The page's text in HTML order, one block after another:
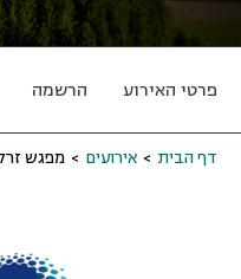
פרטי האירוע הרשמה
דף הבית > אירועים > מפגש